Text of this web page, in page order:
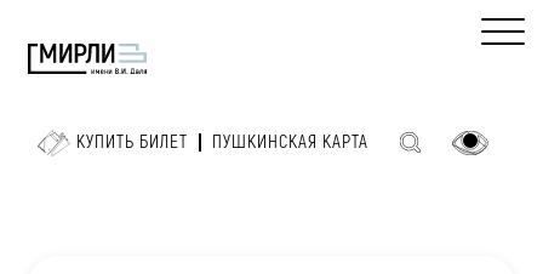
КУПИТЬ БИЛЕТ ПУШКИНСКАЯ КАРТА